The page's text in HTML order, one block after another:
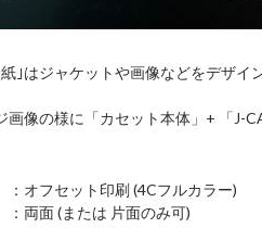
｣はジャケットや画像などをデザ
画像の様に「カセット本体」+ 「J-
オフセット印刷 (4Cフルカラー)
両面 (または 片面のみ可)